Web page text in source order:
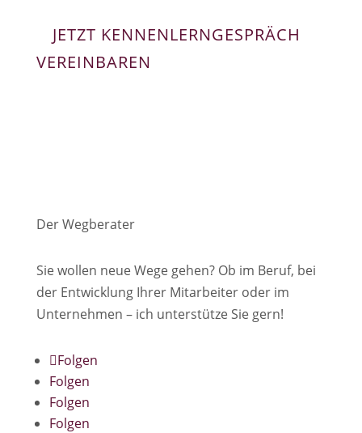
JETZT KENNENLERNGESPRÄCH
VEREINBAREN
Der Wegberater
Sie wollen neue Wege gehen? Ob im Beruf, bei
der Entwicklung Ihrer Mitarbeiter oder im
Unternehmen – ich unterstütze Sie gern!
Folgen
Folgen
Folgen
Folgen